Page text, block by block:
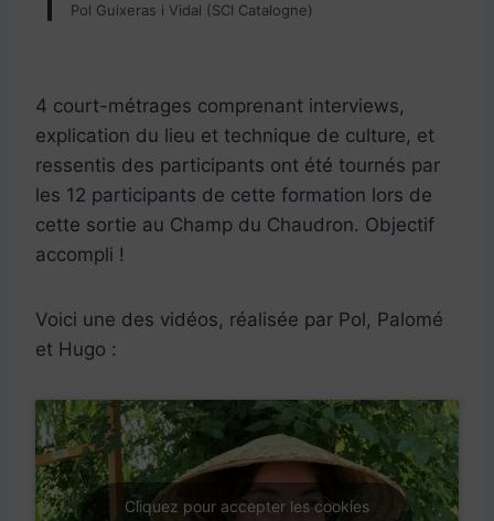
Pol Guixeras i Vidal (SCI Catalogne)
4 court-métrages comprenant interviews,
explication du lieu et technique de culture, et
ressentis des participants ont été tournés par
les 12 participants de cette formation lors de
cette sortie au Champ du Chaudron. Objectif
accompli !
Voici une des vidéos, réalisée par Pol, Palomé
et Hugo :
Cliquez pour accepter les cookies